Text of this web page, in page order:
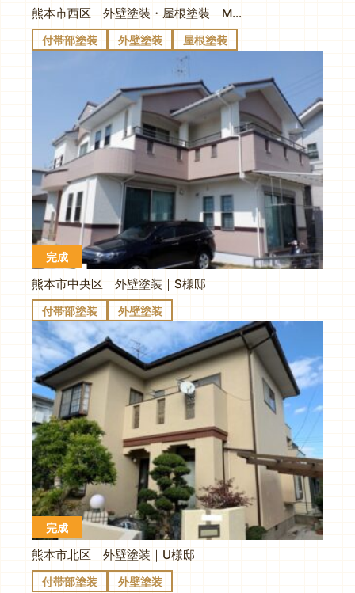
熊本市西区｜外壁塗装・屋根塗装｜M様邸
付帯部塗装 外壁塗装 屋根塗装
完成
熊本市中央区｜外壁塗装｜S様邸
付帯部塗装 外壁塗装
完成
熊本市北区｜外壁塗装｜U様邸
付帯部塗装 外壁塗装